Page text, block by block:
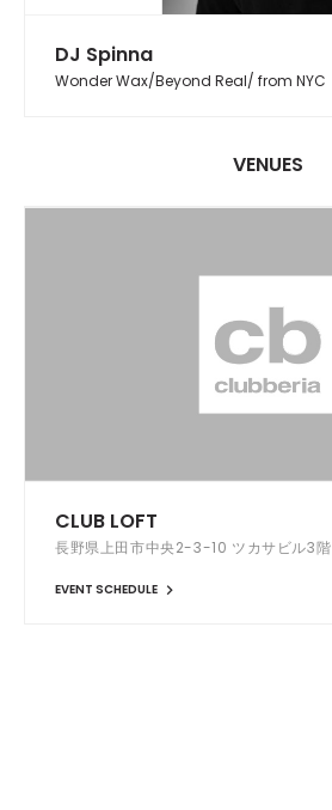
DJ Spinna
Wonder Wax/Beyond Real/ from NYC
VENUES
CLUB LOFT
長野県上田市中央2-3-10 ツカサビル3階
EVENT SCHEDULE